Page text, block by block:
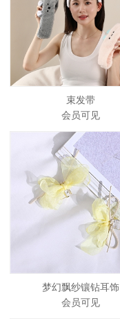
束发带
会员可见
梦幻飘纱镶钻耳饰
会员可见